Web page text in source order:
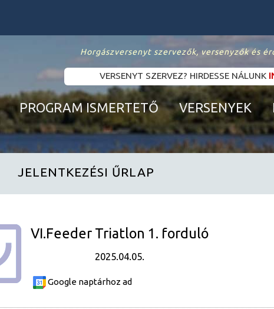
PROGRAM ISMERTETŐ VERSENYEK
Horgászversenyt szervezők, versenyzők és
VERSENYT SZERVEZ? HIRDESSE NÁLUNK
JELENTKEZÉSI ŰRLAP
VI.Feeder Triatlon 1. forduló
2025.04.05.
Google naptárhoz ad